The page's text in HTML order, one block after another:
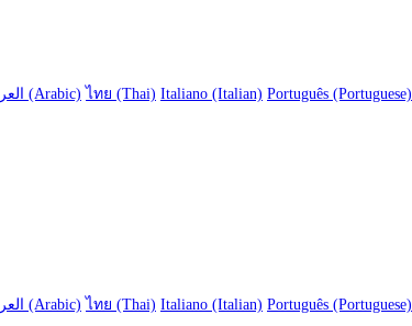
العربية (Arabic) ไทย (Thai) Italiano (Italian) Português (Portuguese)
العربية (Arabic) ไทย (Thai) Italiano (Italian) Português (Portuguese)